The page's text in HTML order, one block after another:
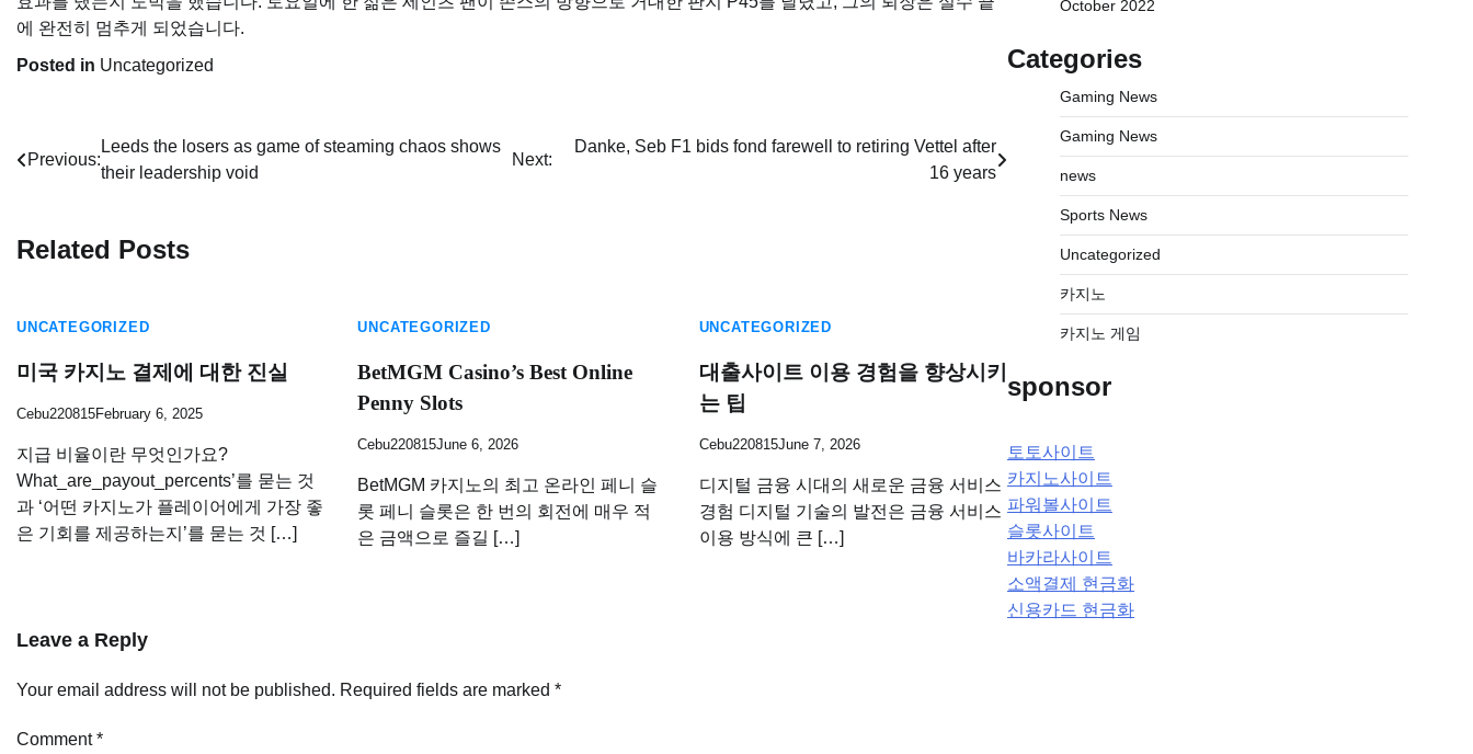
에 완전히 멈추게 되었습니다.
Posted in Uncategorized
Post
Previous:
Leeds the losers as game of steaming chaos shows
their leadership void
Next:
Danke, Seb F1 bids fond farewell to retiring Vettel after
16 years
Related Posts
UNCATEGORIZED
미국 카지노 결제에 대한 진실
Cebu220815February 6, 2025
지급 비율이란 무엇인가요?
What_are_payout_percents’를 묻는 것
과 ‘어떤 카지노가 플레이어에게 가장 좋
은 기회를 제공하는지’를 묻는 것 […]
UNCATEGORIZED
BetMGM Casino’s Best Online
Penny Slots
Cebu220815June 6, 2026
BetMGM 카지노의 최고 온라인 페니 슬
롯 페니 슬롯은 한 번의 회전에 매우 적
은 금액으로 즐길 […]
UNCATEGORIZED
대출사이트 이용 경험을 향상시키
는 팁
Cebu220815June 7, 2026
디지털 금융 시대의 새로운 금융 서비스
경험 디지털 기술의 발전은 금융 서비스
이용 방식에 큰 […]
Leave a Reply
Your email address will not be published. Required fields are marked *
Comment*
October 2022
Categories
Gaming News
Gaming News
news
Sports News
Uncategorized
카지노
카지노 게임
sponsor
토토사이트
카지노사이트
파워볼사이트
슬롯사이트
바카라사이트
소액결제 현금화
신용카드 현금화